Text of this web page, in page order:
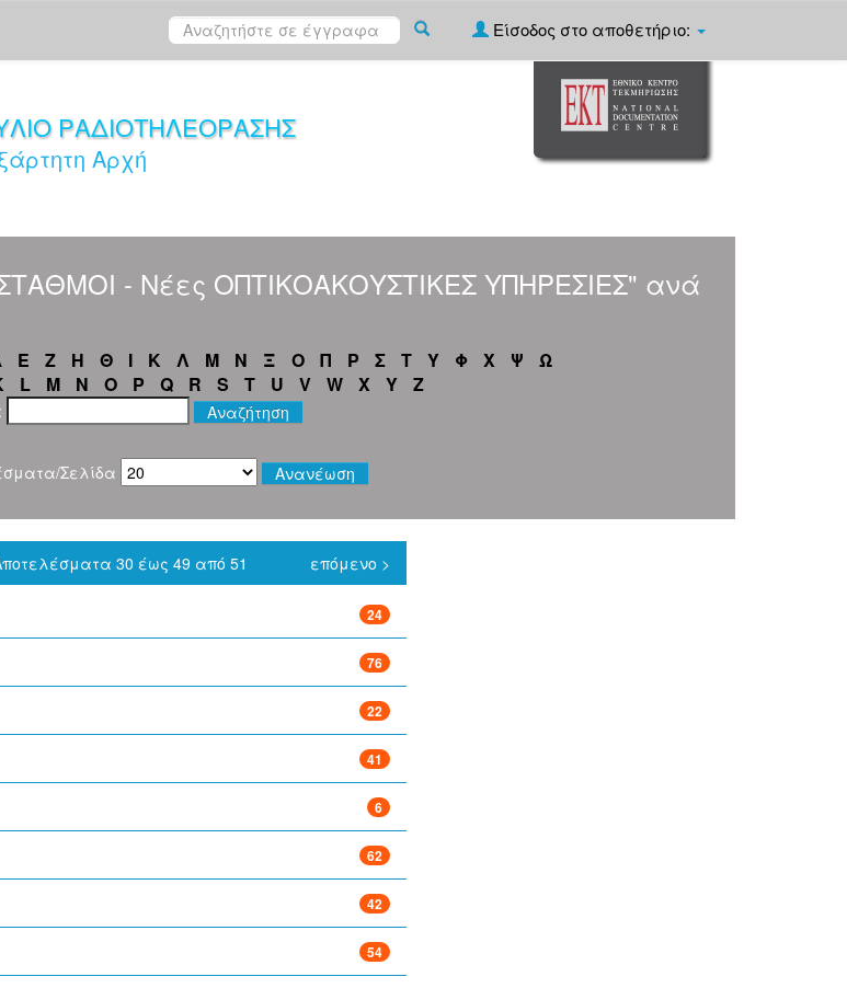
Είσοδος στο αποθετήριο:
ΡΑΔΙΟΤΗΛΕΟΡΑΣΗΣ
Αρχή
- Νέες ΟΠΤΙΚΟΑΚΟΥΣΤΙΚΕΣ ΥΠΗΡΕΣΙΕΣ" ανά
Ε Ζ Η Θ Ι Κ Λ Μ Ν Ξ Ο Π Ρ Σ Τ Υ Φ Χ Ψ
Ω
L M N O P Q R S T U V W X Y Z
Σελίδα
30 έως 49 από 51 επόμενο >
24
76
22
41
6
62
42
54